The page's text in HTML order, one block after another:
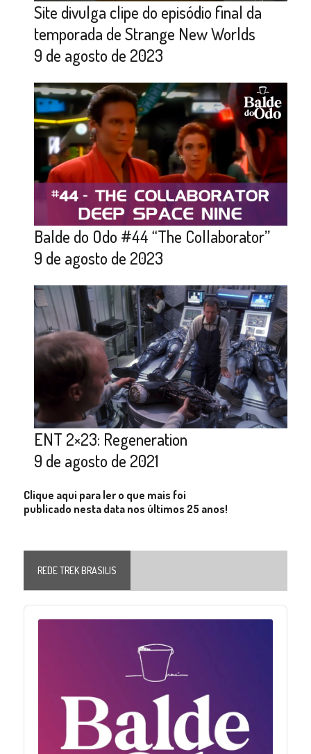
Site divulga clipe do episódio final da
temporada de Strange New Worlds
9 de agosto de 2023
Balde do Odo #44 “The Collaborator”
9 de agosto de 2023
ENT 2×23: Regeneration
9 de agosto de 2021
Clique aqui para ler o que mais foi
publicado nesta data nos últimos 25 anos!
REDE TREK BRASILIS
Audio
Player